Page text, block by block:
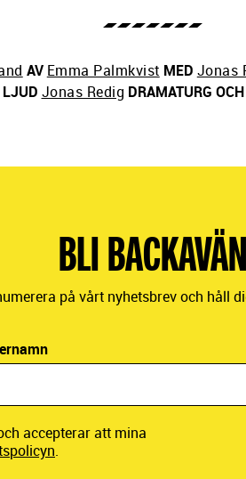
AV Emma Palmkvist MED Jonas
LJUD Jonas Redig DRAMATURG
BLI BACKAVÄN
på vårt nyhetsbrev och håll
accepterar att mina
.